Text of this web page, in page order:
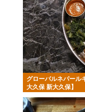
グローバルネパール
大久保 新大久保】